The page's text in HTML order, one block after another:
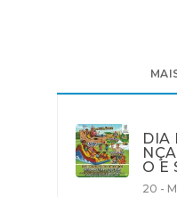
DIA
O E
20 -